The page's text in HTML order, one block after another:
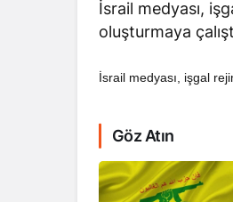
İsrail medyası,
oluşturmaya
İsrail medyası, işgal
Göz Atın